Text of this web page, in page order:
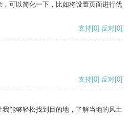
可以简化一下，比如将设置页面进行优
支持[0] 反对[0]
支持[0] 反对[0]
能够轻松找到目的地，了解当地的风土